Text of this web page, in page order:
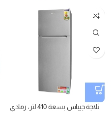
ثلاجة جيباس بسعة 410 لتر، رمادي